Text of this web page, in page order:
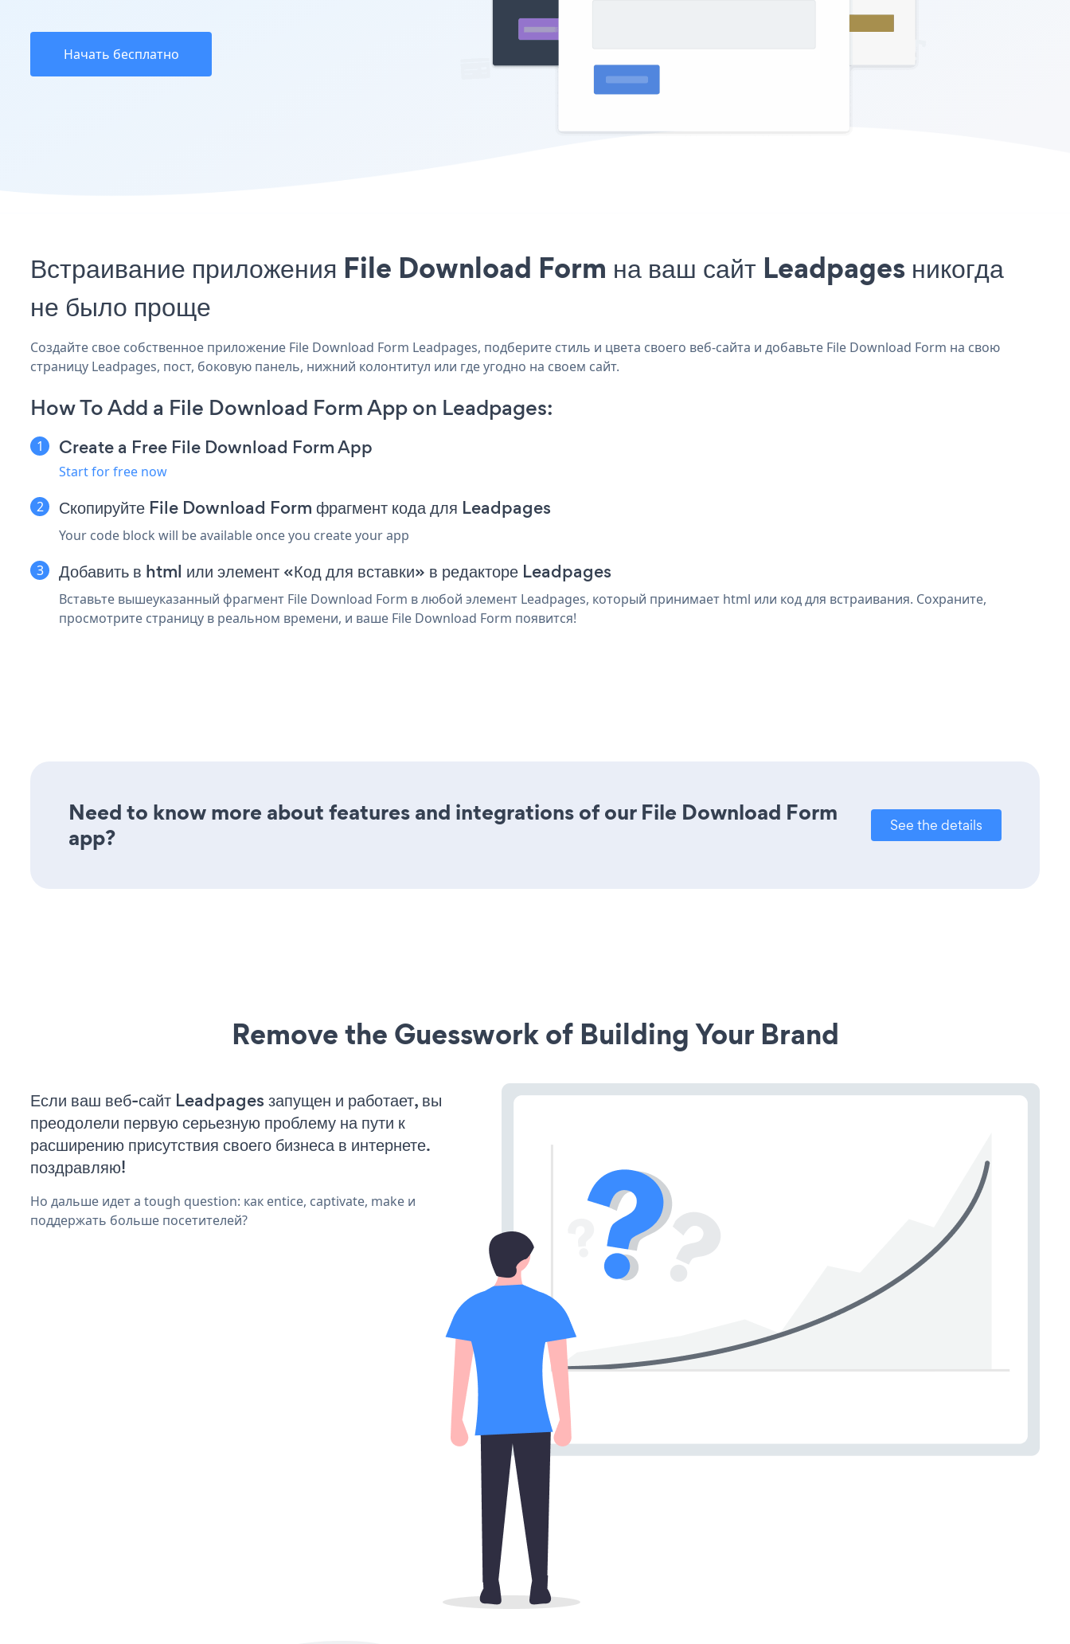
Начать бесплатно
Встраивание приложения File Download Form на ваш сайт Leadpages никогда
не было проще
Создайте свое собственное приложение File Download Form Leadpages, подберите стиль и цвета своего веб-сайта и добавьте File Download Form на свою
страницу Leadpages, пост, боковую панель, нижний колонтитул или где угодно на своем сайт.
How To Add a File Download Form App on Leadpages:
Create a Free File Download Form App
Start for free now
Скопируйте File Download Form фрагмент кода для Leadpages
Your code block will be available once you create your app
Добавить в html или элемент «Код для вставки» в редакторе Leadpages
Вставьте вышеуказанный фрагмент File Download Form в любой элемент Leadpages, который принимает html или код для встраивания. Сохраните,
просмотрите страницу в реальном времени, и ваше File Download Form появится!
Need to know more about features and integrations of our File Download Form
app?
See the details
Remove the Guesswork of Building Your Brand
Если ваш веб-сайт Leadpages запущен и работает, вы
преодолели первую серьезную проблему на пути к
расширению присутствия своего бизнеса в интернете.
поздравляю!
Но дальше идет a tough question: как entice, captivate, make и
поддержать больше посетителей?